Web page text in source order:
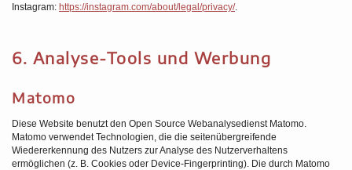
Instagram: https://instagram.com/about/legal/privacy/.
6. Analyse-Tools und Werbung
Matomo
Diese Website benutzt den Open Source Webanalysedienst Matomo.
Matomo verwendet Technologien, die die seitenübergreifende
Wiedererkennung des Nutzers zur Analyse des Nutzerverhaltens
ermöglichen (z. B. Cookies oder Device-Fingerprinting). Die durch Matomo